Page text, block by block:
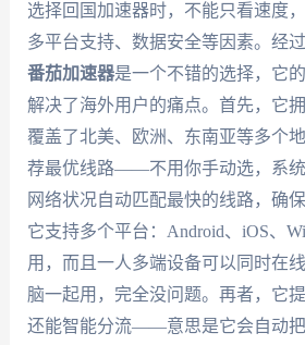
选择回国加速器时，不能只看速度
多平台支持、数据安全等因素。经
番茄加速器是一个不错的选择，它
解决了海外用户的痛点。首先，它
覆盖了北美、欧洲、东南亚等多个
荐最优线路——不用你手动选，系
网络状况自动匹配最快的线路，确
它支持多个平台：Android、iOS、
用，而且一人多端设备可以同时在
脑一起用，完全没问题。再者，它
还能智能分流——意思是它会自动